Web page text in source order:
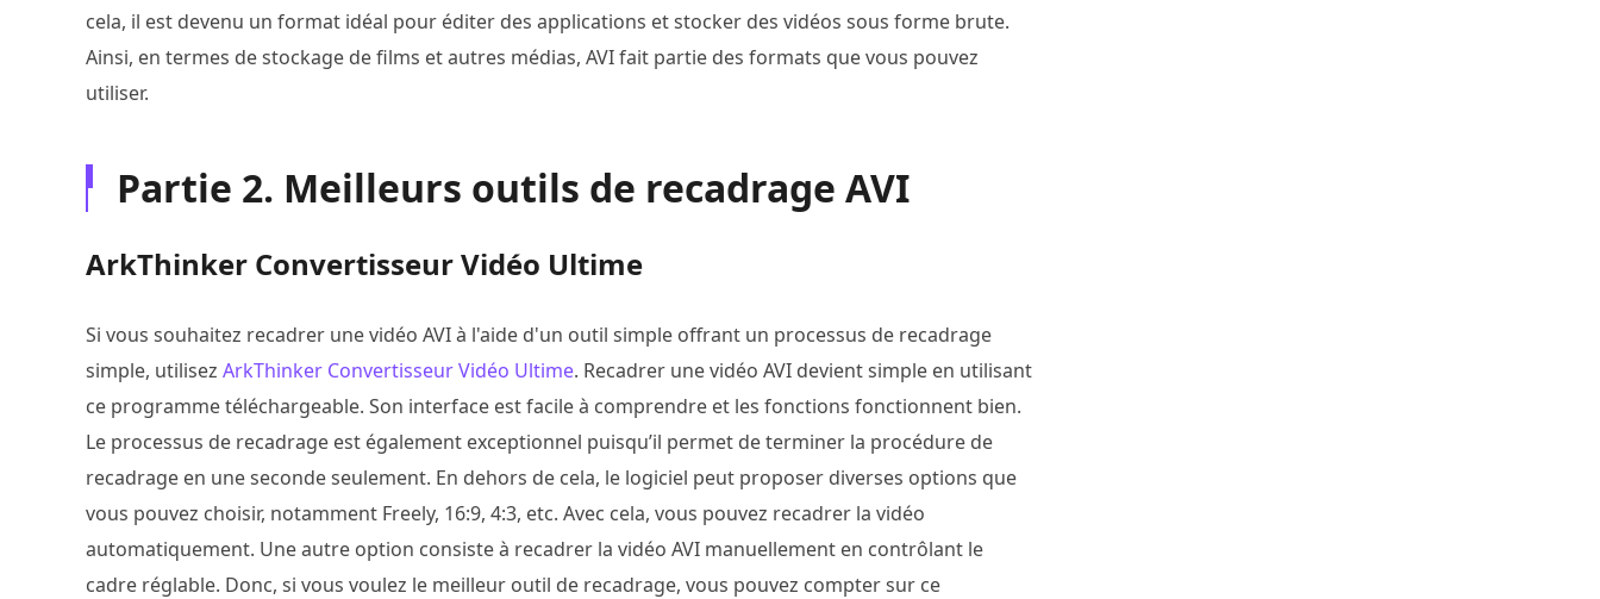
cela, il est devenu un format idéal pour éditer des applications et stocker des vidéos sous forme brute.
Ainsi, en termes de stockage de films et autres médias, AVI fait partie des formats que vous pouvez
utiliser.
Partie 2. Meilleurs outils de recadrage AVI
ArkThinker Convertisseur Vidéo Ultime
Si vous souhaitez recadrer une vidéo AVI à l'aide d'un outil simple offrant un processus de recadrage
simple, utilisez ArkThinker Convertisseur Vidéo Ultime. Recadrer une vidéo AVI devient simple en utilisant
ce programme téléchargeable. Son interface est facile à comprendre et les fonctions fonctionnent bien.
Le processus de recadrage est également exceptionnel puisqu’il permet de terminer la procédure de
recadrage en une seconde seulement. En dehors de cela, le logiciel peut proposer diverses options que
vous pouvez choisir, notamment Freely, 16:9, 4:3, etc. Avec cela, vous pouvez recadrer la vidéo
automatiquement. Une autre option consiste à recadrer la vidéo AVI manuellement en contrôlant le
cadre réglable. Donc, si vous voulez le meilleur outil de recadrage, vous pouvez compter sur ce